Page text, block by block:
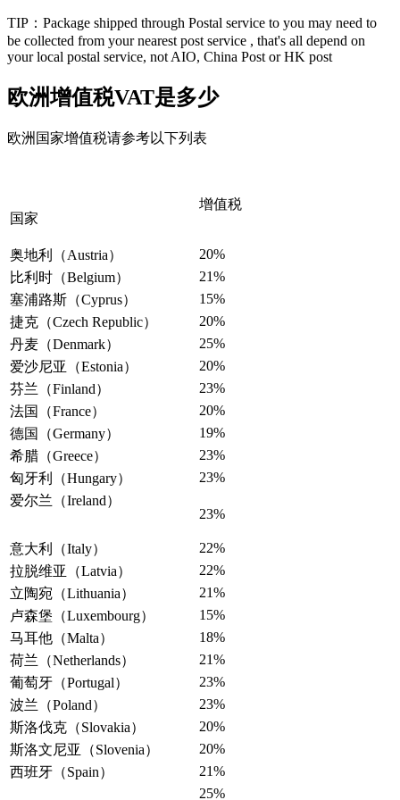
TIP：Package shipped through Postal service to you may need to
be collected from your nearest post service , that's all depend on
your local postal service, not AIO, China Post or HK post
欧洲增值税VAT是多少
欧洲国家增值税请参考以下列表
国家
增值税
奥地利（Austria）
20%
比利时（Belgium）
21%
塞浦路斯（Cyprus）
15%
捷克（Czech Republic）
20%
丹麦（Denmark）
25%
爱沙尼亚（Estonia）
20%
芬兰（Finland）
23%
法国（France）
20%
德国（Germany）
19%
希腊（Greece）
23%
匈牙利（Hungary）
23%
爱尔兰（Ireland）
23%
意大利（Italy）
22%
拉脱维亚（Latvia）
22%
立陶宛（Lithuania）
21%
卢森堡（Luxembourg）
15%
马耳他（Malta）
18%
荷兰（Netherlands）
21%
葡萄牙（Portugal）
23%
波兰（Poland）
23%
斯洛伐克（Slovakia）
20%
斯洛文尼亚（Slovenia）
20%
西班牙（Spain）
21%
25%